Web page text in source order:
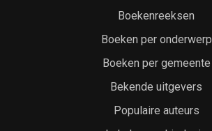
Boekenreeksen
Boeken per onderwerp
Boeken per gemeente
Bekende uitgevers
Populaire auteurs